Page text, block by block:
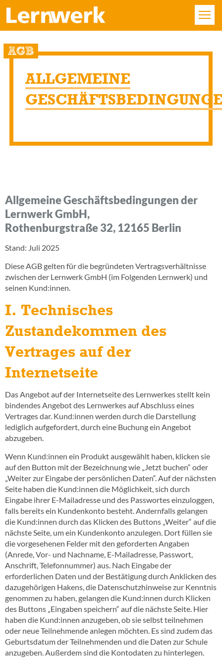
KURSE
STANDORTE
SERVICE
LOGIN
Jetzt kostenloses
030 - 53 000 50
AGB
ALLGEMEINE
Allgemeine Geschäftsbedingungen der
Lernwerk GmbH,
Rothenburgstraße 32, 12165 Berlin
Stand: Juli 2025
Diese AGB gelten für die begründeten Vertragsverhältnisse
zwischen der Lernwerk GmbH (im Folgenden Lernwerk) und
seinen Kund:innen.
I. Technisches
Zustandekommen des
Vertrages auf der
Internetseite
Das Angebot auf der Internetseite des Lernwerkes stellt kein
bindendes Angebot des Lernwerkes auf Abschluss eines
Vertrages dar. Kund:innen werden durch die Darstellung
lediglich aufgefordert, durch eine Buchung ein Angebot
abzugeben.
Wenn Kund:innen ein Produkt ausgewählt haben, klicken sie
auf den Button mit der Bezeichnung wie „Jetzt buchen“ oder
„Weiter zur Eingabe der persönlichen Daten“. Auf der nächsten
Seite haben die Kund:innen die Möglichkeit, sich durch
Eingabe ihrer E-Mailadresse und des Passwortes einzuloggen,
falls bereits ein Kundenkonto besteht. Andernfalls gelangen
die Kund:innen durch das Klicken des Buttons „Weiter“ auf die
nächste Seite, um ein Kundenkonto anzulegen. Dort füllen sie
die vorgesehenen Felder mit den geforderten Angaben
(Anrede, Vor- und Nachname, E-Mailadresse, Passwort,
Anschrift, Telefonnummer) aus. Nach Eingabe der
erforderlichen Daten und der Bestätigung durch Anklicken des
dazugehörigen Hakens, die Datenschutzhinweise zur Kenntnis
genommen zu haben, gelangen die Kund:innen durch Klicken
des Buttons „Eingaben speichern“ auf die nächste Seite. Hier
haben die Kund:innen anzugeben, ob sie selbst teilnehmen
oder neue Teilnehmende anlegen möchten. Es sind zudem das
Geburtsdatum der Teilnehmenden und die Daten zur Schule
anzugeben. Außerdem sind die Kontodaten zu hinterlegen.